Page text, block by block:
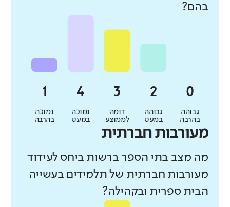
בהם?
גבוהה
בהרבה
גבוהה
במעט
דומה
לממוצע
נמוכה
במעט
נמוכה
בהרבה
מעורבות חברתית
מה מצב בתי הספר ברשות ביחס לעידוד
מעורבות חברתית של תלמידים בעשייה
הבית ספרית ובקהילה?